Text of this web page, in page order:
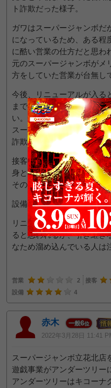
ト詐欺だった様子。
ガワはスーパージャンボだ
になっているため、ある程
に酷い営業の仕方だと思わ
元のスーパージャンボがメ
方をしていた営業が台無し
今後、リニューアルが入る
までの強い日も参戦するな
い。
スーパージャンボのイメー
詐欺イベントで回収に走る
接客も開店前の抽選時間が
身と比較すると時間にルー
その他の接客に特に問題は
設備はそのままの流用なの
リニューアルに際に貯玉の
ると思われるが、引き継ぎ
なため溜め込んでいる人は
営業 2 接客
設備
4
赤木 一般6位
2022年3月28日 11:41
スーパージャンボ立花北店
遊戯事業がアンダーツリー
アンダーツリーはキコーナ